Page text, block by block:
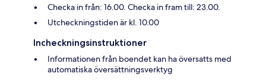
Checka in från: 16.00. Checka in fram till: 23.00.
Utcheckningstiden är kl. 10.00
Incheckningsinstruktioner
Informationen från boendet kan ha översatts med
automatiska översättningsverktyg